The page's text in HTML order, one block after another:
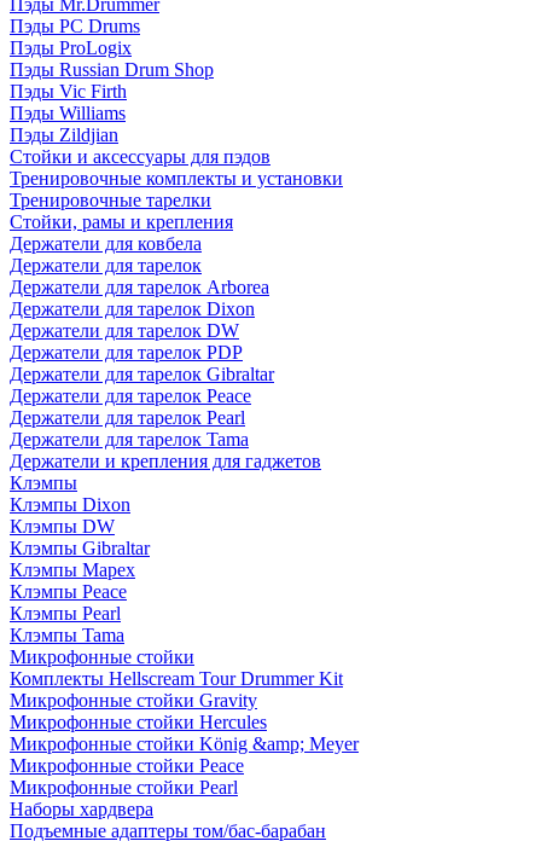
Пэды Mr.Drummer
Пэды PC Drums
Пэды ProLogix
Пэды Russian Drum Shop
Пэды Vic Firth
Пэды Williams
Пэды Zildjian
Стойки и аксессуары для пэдов
Тренировочные комплекты и установки
Тренировочные тарелки
Стойки, рамы и крепления
Держатели для ковбела
Держатели для тарелок
Держатели для тарелок Arborea
Держатели для тарелок Dixon
Держатели для тарелок DW
Держатели для тарелок PDP
Держатели для тарелок Gibraltar
Держатели для тарелок Peace
Держатели для тарелок Pearl
Держатели для тарелок Tama
Держатели и крепления для гаджетов
Клэмпы
Клэмпы Dixon
Клэмпы DW
Клэмпы Gibraltar
Клэмпы Mapex
Клэмпы Peace
Клэмпы Pearl
Клэмпы Tama
Микрофонные стойки
Комплекты Hellscream Tour Drummer Kit
Микрофонные стойки Gravity
Микрофонные стойки Hercules
Микрофонные стойки König &amp; Meyer
Микрофонные стойки Peace
Микрофонные стойки Pearl
Наборы хардвера
Подъемные адаптеры том/бас-барабан